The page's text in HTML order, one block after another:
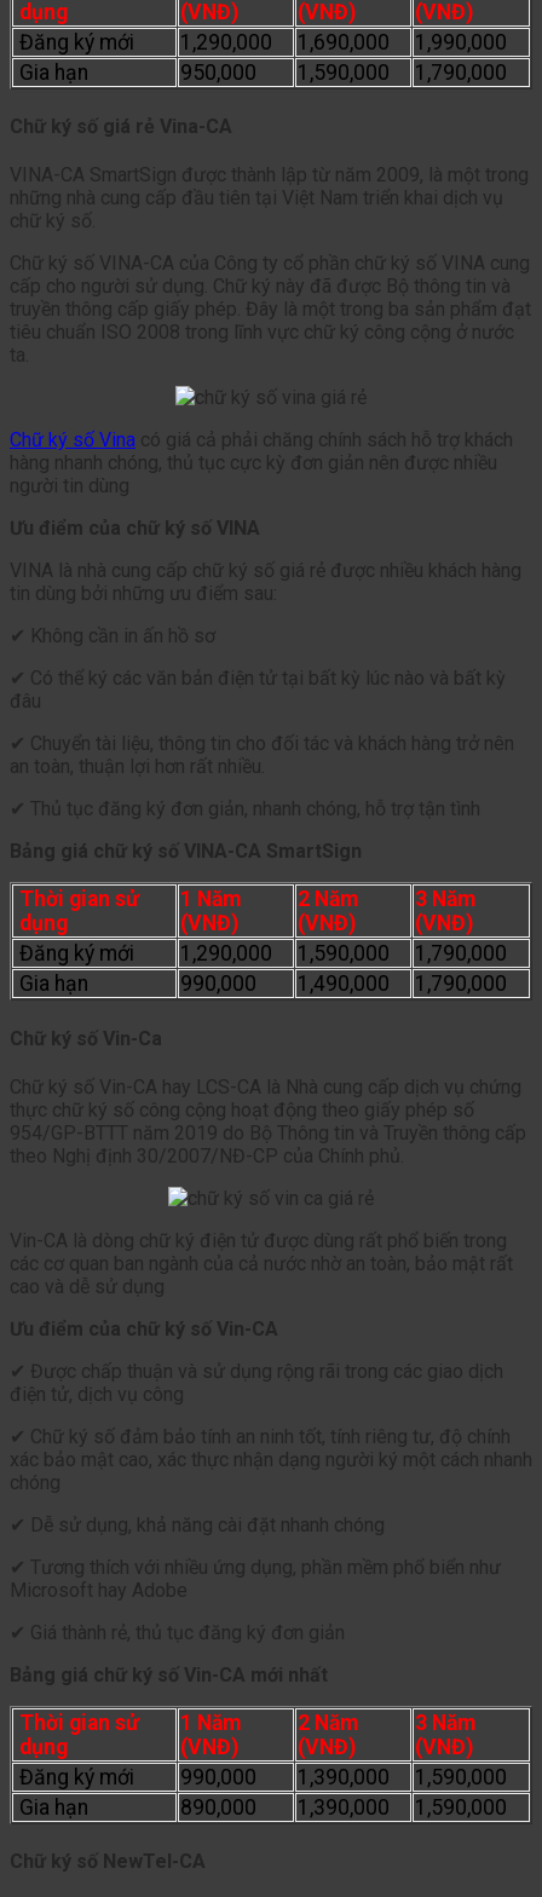
dụng (VNĐ) (VNĐ)
(VNĐ)
Đăng ký mới
1,290,000 1,690,000
1,990,000
Gia hạn
950,000 1,590,000 1,790,000
Chữ ký số giá rẻ Vina-CA
VINA-CA SmartSign được thành lập từ năm 2009, là một trong
những nhà cung cấp đầu tiên tại Việt Nam triển khai dịch vụ
chữ ký số.
Chữ ký số VINA-CA của Công ty cổ phần chữ ký số VINA cung
cấp cho người sử dụng. Chữ ký này đã được Bộ thông tin và
truyền thông cấp giấy phép. Đây là một trong ba sản phẩm đạt
tiêu chuẩn ISO 2008 trong lĩnh vực chữ ký công cộng ở nước
ta.
Chữ ký số Vina có giá cả phải chăng chính sách hỗ trợ khách
hàng nhanh chóng, thủ tục cực kỳ đơn giản nên được nhiều
người tin dùng
Ưu điểm của chữ ký số VINA
VINA là nhà cung cấp chữ ký số giá rẻ được nhiều khách hàng
tin dùng bởi những ưu điểm sau:
✔ Không cần in ấn hồ sơ
✔ Có thể ký các văn bản điện tử tại bất kỳ lúc nào và bất kỳ
đâu
✔ Chuyển tài liệu, thông tin cho đối tác và khách hàng trở nên
an toàn, thuận lợi hơn rất nhiều.
✔ Thủ tục đăng ký đơn giản, nhanh chóng, hỗ trợ tận tình
Bảng giá chữ ký số VINA-CA SmartSign
Thời gian sử
dụng
1 Năm
(VNĐ)
2 Năm
(VNĐ)
3 Năm
(VNĐ)
Đăng ký mới
1,290,000 1,590,000
1,790,000
Gia hạn
990,000 1,490,000 1,790,000
Chữ ký số Vin-Ca
Chữ ký số Vin-CA hay LCS-CA là Nhà cung cấp dịch vụ chứng
thực chữ ký số công cộng hoạt động theo giấy phép số
954/GP-BTTT năm 2019 do Bộ Thông tin và Truyền thông cấp
theo Nghị định 30/2007/NĐ-CP của Chính phủ.
Vin-CA là dòng chữ ký điện tử được dùng rất phổ biến trong
các cơ quan ban ngành của cả nước nhờ an toàn, bảo mật rất
cao và dễ sử dụng
Ưu điểm của chữ ký số Vin-CA
✔ Được chấp thuận và sử dụng rộng rãi trong các giao dịch
điện tử, dịch vụ công
✔ Chữ ký số đảm bảo tính an ninh tốt, tính riêng tư, độ chính
xác bảo mật cao, xác thực nhận dạng người ký một cách nhanh
chóng
✔ Dễ sử dụng, khả năng cài đặt nhanh chóng
✔ Tương thích với nhiều ứng dụng, phần mềm phổ biển như
Microsoft hay Adobe
✔ Giá thành rẻ, thủ tục đăng ký đơn giản
Bảng giá chữ ký số Vin-CA mới nhất
Thời gian sử
dụng
1 Năm
(VNĐ)
2 Năm
(VNĐ)
3 Năm
(VNĐ)
Đăng ký mới
990,000 1,390,000
1,590,000
Gia hạn
890,000 1,390,000 1,590,000
Chữ ký số NewTel-CA